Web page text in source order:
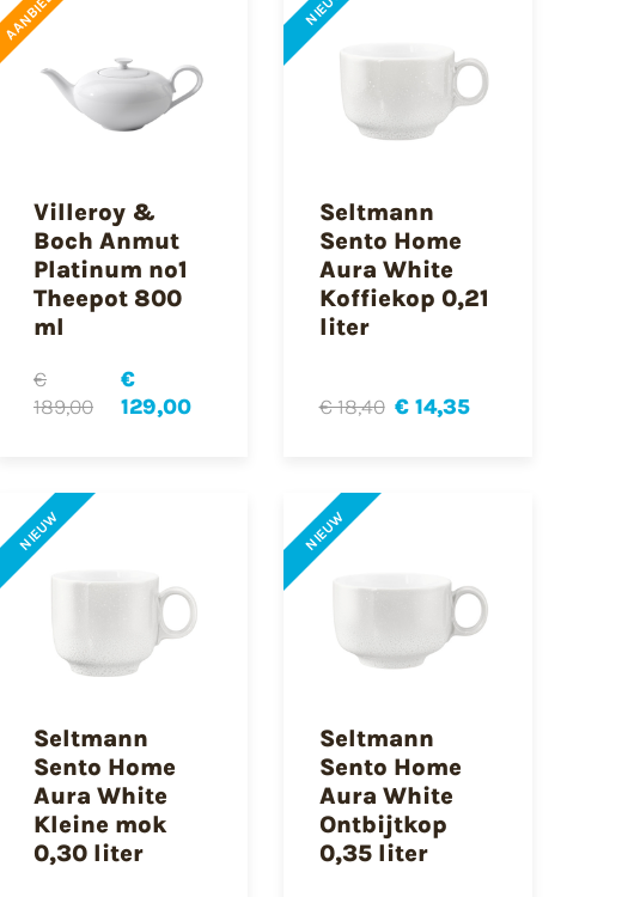
Villeroy &
Boch Anmut
Platinum no1
Theepot 800
ml
€
189,00
€
129,00
Seltmann
Sento Home
Aura White
Koffiekop 0,21
liter
€ 18,40 € 14,35
NIEUW
Seltmann
Sento Home
Aura White
Kleine mok
0,30 liter
NIEUW
Seltmann
Sento Home
Aura White
Ontbijtkop
0,35 liter